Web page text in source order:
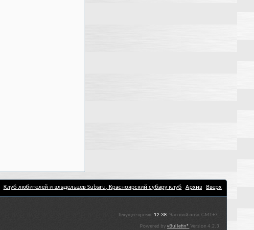
Клуб любителей и владельцев Subaru, Красноярский субару клуб Архив Вверх
Текущее время: 12:38. Часовой пояс GMT +7.
Powered byvBulletin® Version 4.2.3